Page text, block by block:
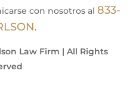
con nosotros al 833-
.
Law Firm | All Rights